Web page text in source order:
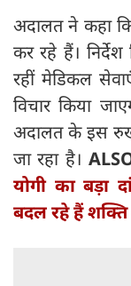
अदालत ने कहा
कर रहे हैं।
रहीं मेडिकल
विचार किया
अदालत के इस
जा रहा है।
योगी का बड़ा
बदल रहे हैं